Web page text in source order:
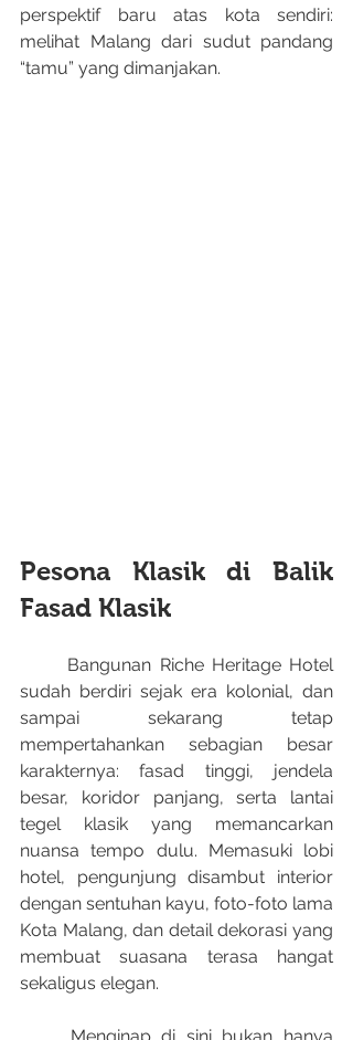
perspektif baru atas kota sendiri:
melihat Malang dari sudut pandang
“tamu” yang dimanjakan.
Pesona Klasik di Balik
Fasad Klasik
sudah berdiri sejak era kolonial, dan
sampai sekarang tetap
mempertahankan sebagian besar
karakternya: fasad tinggi, jendela
besar, koridor panjang, serta lantai
tegel klasik yang memancarkan
nuansa tempo dulu. Memasuki lobi
hotel, pengunjung disambut interior
dengan sentuhan kayu, foto-foto lama
Kota Malang, dan detail dekorasi yang
membuat suasana terasa hangat
sekaligus elegan.